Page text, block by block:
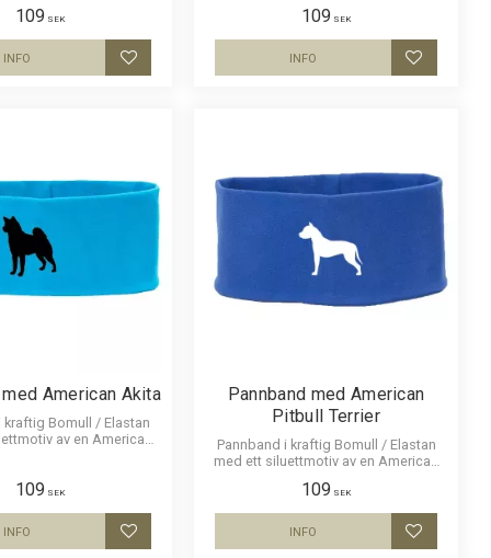
109 SEK
Lägg till i favoriter
INFO
109 SEK
Lägg till i
INFO
American Akita
kraftig Bomull / Elastan
av en American
109 SEK
Lägg till i favoriter
INFO
Pannband med American
Pitbull Terrier
Pannband i kraftig Bomull / Elastan
med ett siluettmotiv av en American
109 SEK
Lägg till i
INFO